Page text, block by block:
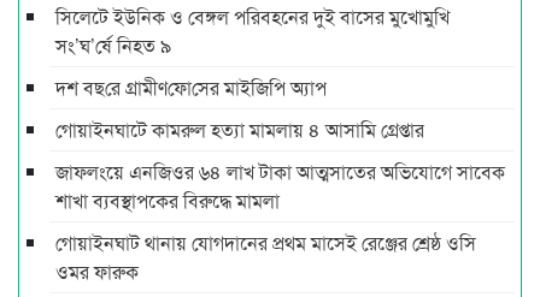
সিলেটে ইউনিক ও বেঙ্গল পরিবহনের দুই বাসের মুখোমুখি
সং’ঘ’র্ষে নিহত ৯
দশ বছ‌রে গ্রামীণ‌ফো‌সের মাইজিপি অ্যাপ
গোয়াইনঘাটে কামরুল হত্যা মামলায় ৪ আসামি গ্রেপ্তার
জাফলংয়ে এনজিওর ৬৪ লাখ টাকা আত্মসাতের অভিযোগে সাবেক
শাখা ব্যবস্থাপকের বিরুদ্ধে মামলা
গোয়াইনঘাট থানায় যোগদানের প্রথম মাসেই রেঞ্জের শ্রেষ্ঠ ওসি
ওমর ফারুক